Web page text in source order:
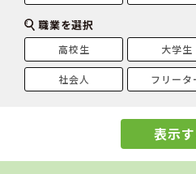
職業を選択
高校生 大学生
社会人 フリータ
表示